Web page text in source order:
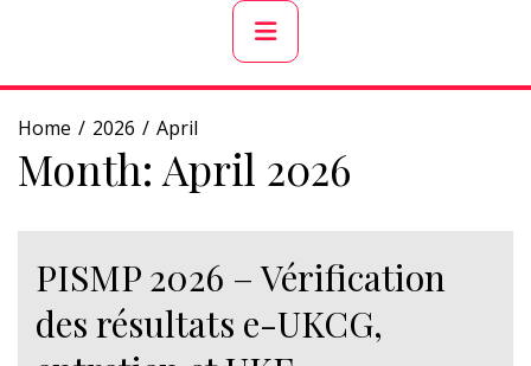
Primary
Menu
Home 2026 April
Month: April 2026
PISMP 2026 – Vérification
des résultats e-UKCG,